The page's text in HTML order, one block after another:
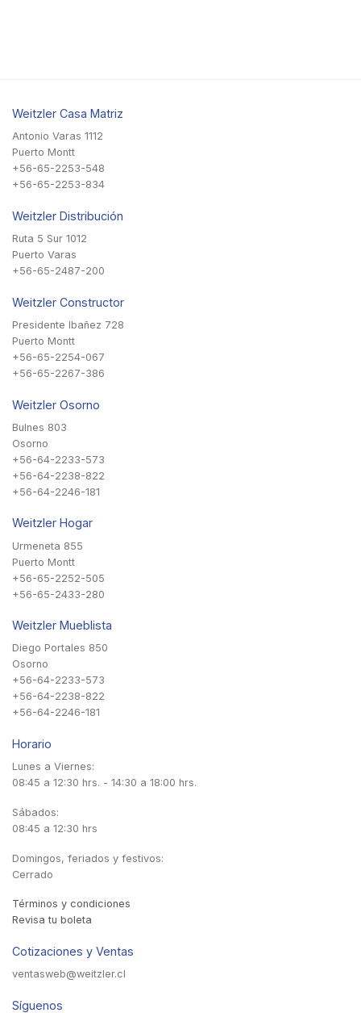
Weitzler Casa Matriz
Antonio Varas 1112
Puerto Montt
+56-65-2253-548
+56-65-2253-834
Weitzler Distribución
Ruta 5 Sur 1012
Puerto Varas
+56-65-2487-200
Weitzler Constructor
Presidente Ibañez 728
Puerto Montt
+56-65-2254-067
+56-65-2267-386
Weitzler Osorno
Bulnes 803
Osorno
+56-64-2233-573
+56-64-2238-822
+56-64-2246-181
Weitzler Hogar
Urmeneta 855
Puerto Montt
+56-65-2252-505
+56-65-2433-280
Weitzler Mueblista
Diego Portales 850
Osorno
+56-64-2233-573
+56-64-2238-822
+56-64-2246-181
Horario
Lunes a Viernes:
08:45 a 12:30 hrs. - 14:30 a 18:00 hrs.
Sábados:
08:45 a 12:30 hrs
Domingos, feriados y festivos:
Cerrado
Términos y condiciones
Revisa tu boleta
Cotizaciones y Ventas
ventasweb@weitzler.cl
Síguenos